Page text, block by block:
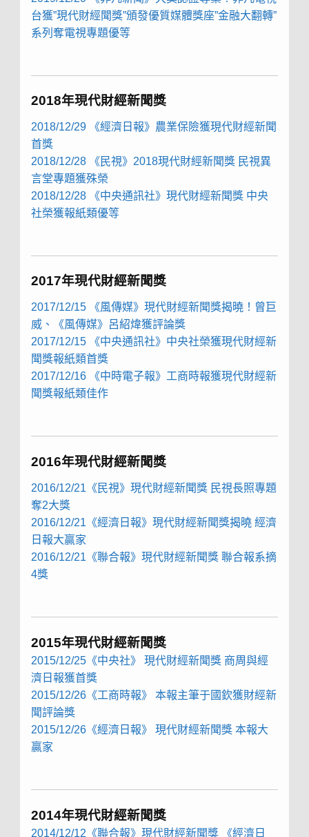
台獲”現代財經聞獎”頒發優質媒體獎座”金融大翻轉”
系列奪電視專題優等
2018年現代財經新聞獎
2018/12/29 《經濟日報》 農業保險獲現代財經新聞
首獎
2018/12/28 《民視》2018現代財經新聞獎 民視異
言堂專題獲殊榮
2018/12/28 《中央通訊社》現代財經新聞獎 中央
社榮獲報紙類優等
2017年現代財經新聞獎
2017/12/15 《風傳媒》現代財經新聞獎揭曉！曾巨
威、《風傳媒》呂紹煒獲評論獎
2017/12/15 《中央通訊社》 中央社榮獲現代財經新
聞獎報紙類首獎
2017/12/16 《中時電子報》 工商時報獲現代財經新
聞獎報紙類佳作
2016年現代財經新聞獎
2016/12/21《民視》現代財經新聞獎 民視長照專題
奪2大獎
2016/12/21《經濟日報》現代財經新聞獎揭曉 經濟
日報大贏家
2016/12/21《聯合報》現代財經新聞獎 聯合報系摘
4獎
2015年現代財經新聞獎
2015/12/25《中央社》 現代財經新聞獎 商周與經
濟日報獲首獎
2015/12/26《工商時報》 本報主筆于國欽獲財經新
聞評論獎
2015/12/26《經濟日報》 現代財經新聞獎 本報大
贏家
2014年現代財經新聞獎
2014/12/12《聯合報》現代財經新聞獎 《經濟日